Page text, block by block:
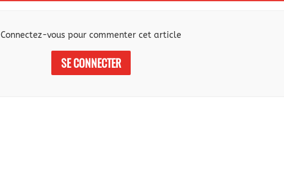
Connectez-vous pour commenter cet article
SE CONNECTER